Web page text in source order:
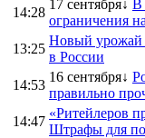
14:28
17 сентября↓ В
ограничения
13:25
Новый урожай
в России
14:53
16 сентября↓
правильно
14:47
«Ритейлеров
Штрафы для